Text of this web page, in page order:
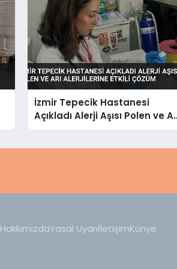
İzmir Tepecik Hastanesi
Açıkladı Alerji Aşısı Polen ve
Alerjilerine Etkili Çözüm
HakkımızdaYasal UyarıİletişimKünye